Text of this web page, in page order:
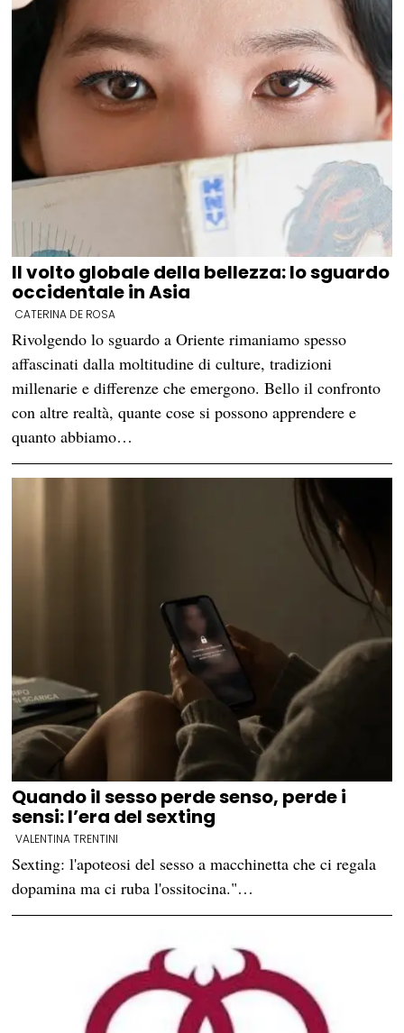
Il volto globale della bellezza: lo sguardo
occidentale in Asia
CATERINA DE ROSA
Rivolgendo lo sguardo a Oriente rimaniamo spesso
affascinati dalla moltitudine di culture, tradizioni
millenarie e differenze che emergono. Bello il confronto
con altre realtà, quante cose si possono apprendere e
quanto abbiamo…
Quando il sesso perde senso, perde i
sensi: l’era del sexting
VALENTINA TRENTINI
Sexting: l'apoteosi del sesso a macchinetta che ci regala
dopamina ma ci ruba l'ossitocina."…